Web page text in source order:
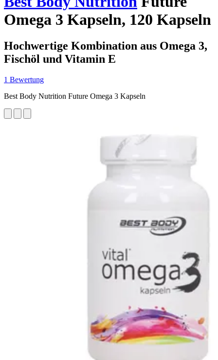
Omega 3 Kapseln, 120 Kapseln
Hochwertige Kombination aus Omega 3,
Fischöl und Vitamin E
1 Bewertung
Best Body Nutrition Future Omega 3 Kapseln